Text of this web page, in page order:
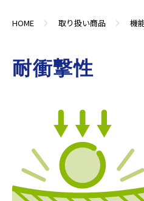
HOME 取り扱い商品 機
耐衝撃性